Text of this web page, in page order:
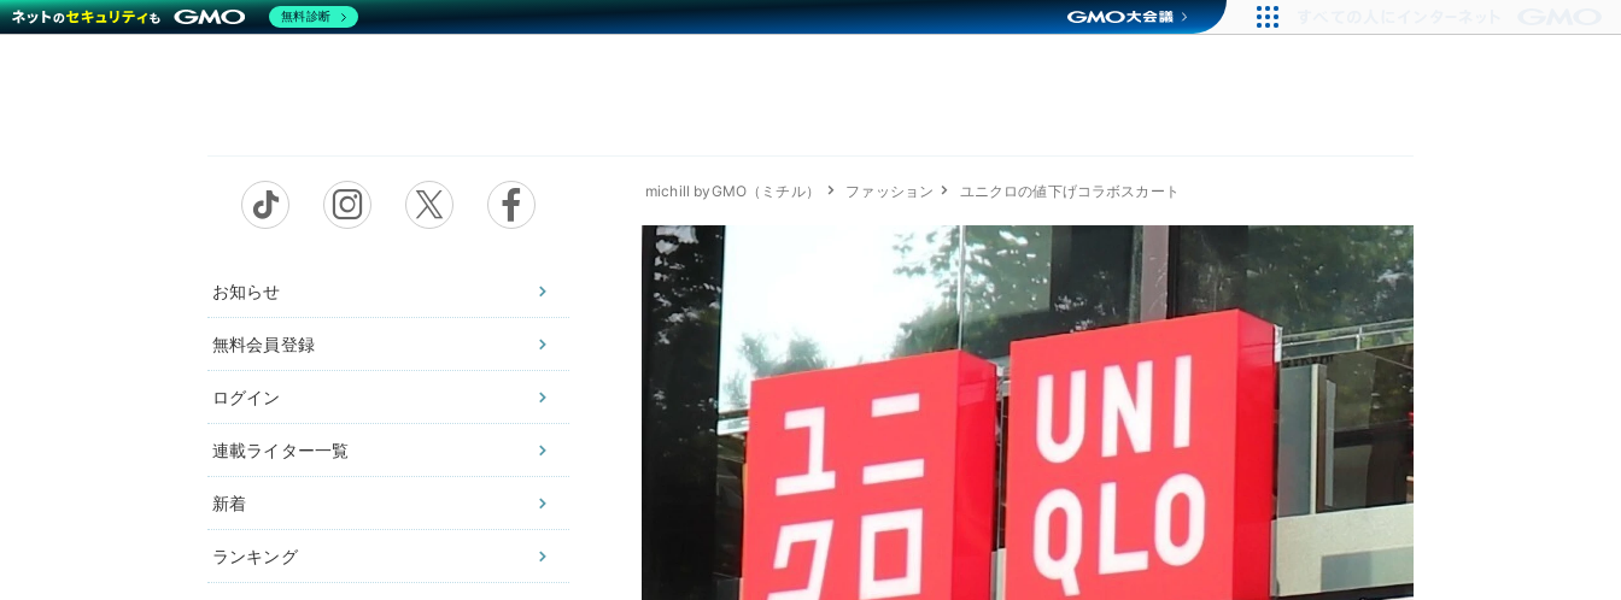
お知らせ
無料会員登録
ログイン
連載ライター一覧
新着
ランキング
michill byGMO（ミチル） ファッション ユニクロの値下げコラボスカート
無料診断